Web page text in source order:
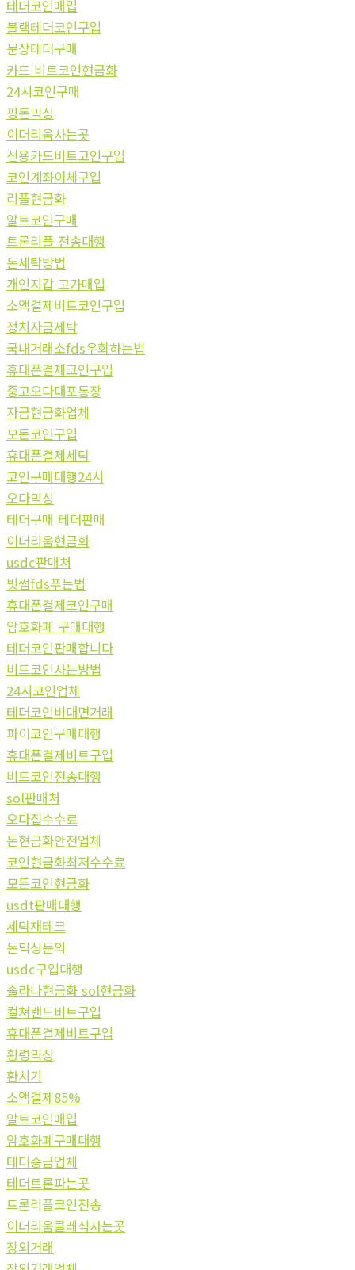
테더코인매입
블랙테더코인구입
문상테더구매
카드 비트코인현금화
24시코인구매
핑돈믹싱
이더리움사는곳
신용카드비트코인구입
코인계좌이체구입
리플현금화
알트코인구매
트론리플 전송대행
돈세탁방법
개인지갑 고가매입
소액결제비트코인구입
정치자금세탁
국내거래소fds우회하는법
휴대폰결제코인구입
중고오다대포통장
자금현금화업체
모든코인구입
휴대폰결제세탁
코인구매대행24시
오다믹싱
테더구매 테더판매
이더리움현금화
usdc판매처
빗썸fds푸는법
휴대폰결제코인구매
암호화폐 구매대행
테더코인판매합니다
비트코인사는방법
24시코인업체
테더코인비대면거래
파이코인구매대행
휴대폰결제비트구입
비트코인전송대행
sol판매처
오다집수수료
돈현금화안전업체
코인현금화최저수수료
모든코인현금화
usdt판매대행
세탁재테크
돈믹싱문의
usdc구입대행
솔라나현금화 sol현금화
컬쳐랜드비트구입
휴대폰결제비트구입
횡령믹싱
환치기
소액결제85%
알트코인매입
암호화폐구매대행
테더송금업체
테더트론파는곳
트론리플코인전송
이더리움클레식사는곳
장외거래